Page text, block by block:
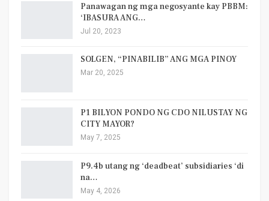
Panawagan ng mga negosyante kay PBBM:
‘IBASURA ANG…
Jul 20, 2023
SOLGEN, “PINABILIB” ANG MGA PINOY
Mar 20, 2025
P1 BILYON PONDO NG CDO NILUSTAY NG
CITY MAYOR?
May 7, 2025
P9.4b utang ng ‘deadbeat’ subsidiaries ‘di
na…
May 4, 2026